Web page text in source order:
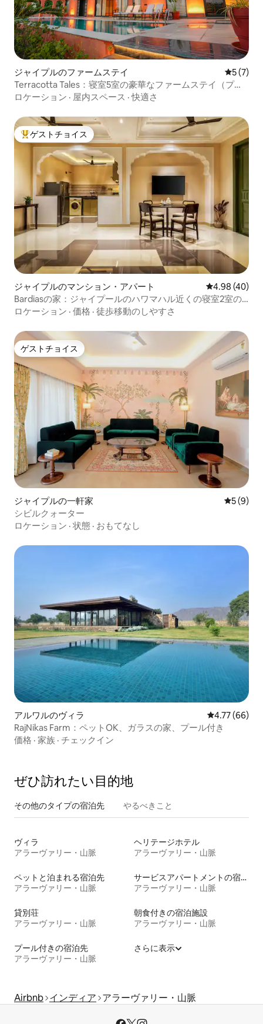
ジャイプルのファームステイ レビュー
5 (7)
Terracotta Tales：寝室5室の豪華なファームステイ（プー
ルと芝生付き）
ロケーション · 屋内スペース ·快適さ
大好評のゲストチョイスです。
ゲストチョイス
ジャイプルのマンション・アパート レビュー40
4.98 (40)
Bardiasの家：ジャイプールのハワマハル近くの寝室2室の
フラット
ロケーション · 価格 · 徒歩移動のしやすさ
ゲストチョイス
ゲストチョイス
ジャイプルの一軒家 レビュー
5 (9)
シビルクォーター
ロケーション · 状態 · おもてなし
アルワルのヴィラ レビュー66
4.77 (66)
RajNikas Farm：ペットOK、ガラスの家、プール付き
価格 · 家族 · チェックイン
ぜひ訪⁠れ⁠た⁠い目⁠的⁠地
その他のタ⁠イ⁠プ⁠の宿⁠泊⁠先 やるべきこと
ヴィラ
アラーヴァリー・山脈
ヘリテージホテル
アラーヴァリー・山脈
ペットと泊まれる宿泊先
アラーヴァリー・山脈
サービスアパートメントの宿泊施設
アラーヴァリー・山脈
貸別荘
アラーヴァリー・山脈
朝食付きの宿泊施設
アラーヴァリー・山脈
プール付きの宿泊先
アラーヴァリー・山脈
さらに表示
Airbnb インディア アラーヴァリー・山脈